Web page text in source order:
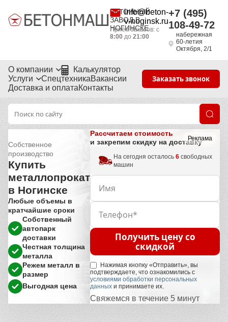
БЕТОННЫЙ
ЗАВОД В
НОГИНСКЕ
info@beton-
v-noginsk.ru
Приём заказов: с
8:00 до21:00
+7 (495)
108-49-72
набережная
60-летия
Октября, 2/1
О компании
Калькулятор
Услуги
СпецтехникаВакансии
Доставка и оплатаКонтакты
Заказать звонок
Реклама
Собственное
производство
Купить
металлопрокат
в Ногинске
Любые объемы в
кратчайшие сроки
Собственный
автопарк
доставки
Честная толщина
металла
Режем металл в
размер
Выгодная цена
Рассчитаем стоимость
и закрепим скидку на доставку
На сегодня осталось 6 свободных
машин
Получить цену со
скидкой
Нажимая кнопку «Отправить», вы
подтверждаете, что ознакомились с
условиями обработки персональных
данных и принимаете их.
Свяжемся в течение 5 минут